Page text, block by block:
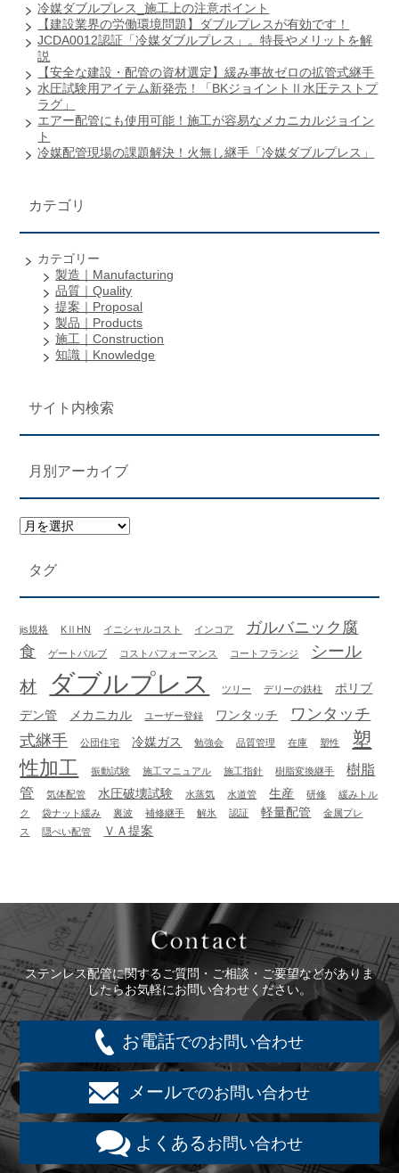
冷媒ダブルプレス_施工上の注意ポイント
【建設業界の労働環境問題】ダブルプレスが有効です！
JCDA0012認証「冷媒ダブルプレス」。特長やメリットを解
説
【安全な建設・配管の資材選定】緩み事故ゼロの拡管式継手
水圧試験用アイテム新発売！「BKジョイントⅡ水圧テストプ
ラグ」
エアー配管にも使用可能！施工が容易なメカニカルジョイン
ト
冷媒配管現場の課題解決！火無し継手「冷媒ダブルプレス」
カテゴリ
カテゴリー
製造｜Manufacturing
品質｜Quality
提案｜Proposal
製品｜Products
施工｜Construction
知識｜Knowledge
サイト内検索
月別アーカイブ
タグ
jis規格 KⅡHN イニシャルコスト インコア
ガルバニック腐
食
ゲートバルブ コストパフォーマンス コートフランジ
シール
材
ダブルプレス ツリー デリーの鉄柱
ポリブ
デン管
メカニカル ユーザー登録 ワンタッチ
ワンタッチ
式継手
公団住宅 冷媒ガス 勉強会 品質管理 在庫 塑性
塑
性加工
振動試験 施工マニュアル 施工指針 樹脂変換継手
樹脂
管
気体配管 水圧破壊試験 水蒸気 水道管 生産 研修
緩みトル
ク
袋ナット緩み 裏波 補修継手 解氷 認証 軽量配管
金属プレ
ス
隠ぺい配管 ＶＡ提案
ステンレス配管に関するご質問・ご相談・ご要望などがありま
したらお気軽にお問い合わせください。
お電話でのお問い合わせ
メールでのお問い合わせ
よくあるお問い合わせ